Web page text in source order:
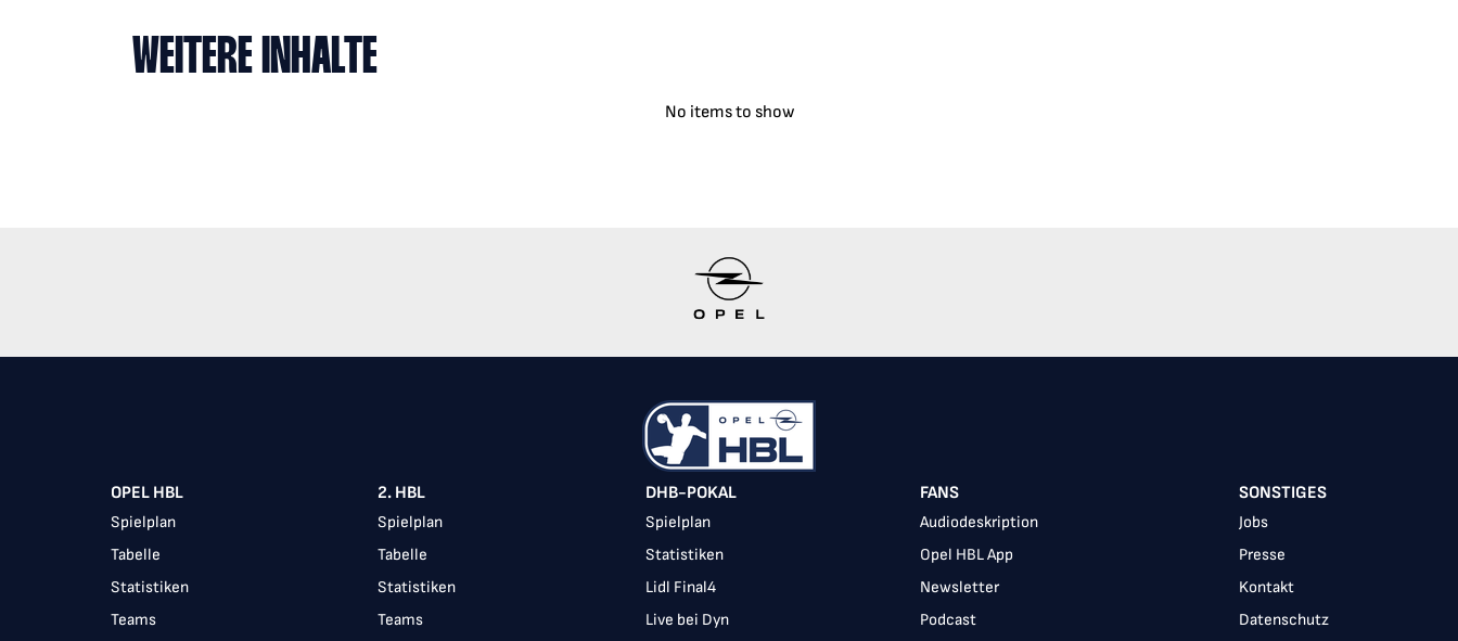
WEITERE INHALTE
No items to show
OPEL HBL
Spielplan
Tabelle
Statistiken
Teams
2. HBL
Spielplan
Tabelle
Statistiken
Teams
DHB-POKAL
Spielplan
Statistiken
Lidl Final4
Live bei Dyn
FANS
Audiodeskription
Opel HBL App
Newsletter
Podcast
SONSTIGES
Jobs
Presse
Kontakt
Datenschutz